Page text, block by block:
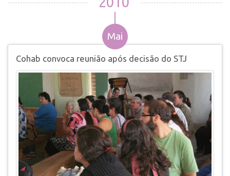
Mai
Cohab convoca reunião após decisão do STJ